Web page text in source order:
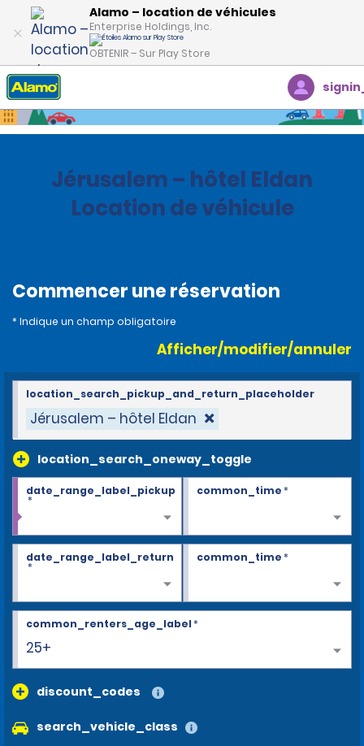
Alamo – location de véhicules
Enterprise Holdings, Inc.
OBTENIR – Sur Play Store
Accueil Succursales
Jérusalem – hôtel Eldan
Location de véhicule
Commencer une réservation
* Indique un champ obligatoire
Afficher/modifier/annuler
Jérusalem – hôtel Eldan
location_search_oneway_toggle
location_search_pickup_and_return_placeholder
date_range_label_pickup
*
common_time*
date_range_label_return
*
common_time*
25+
common_renters_age_label*
discount_codes
search_vehicle_class